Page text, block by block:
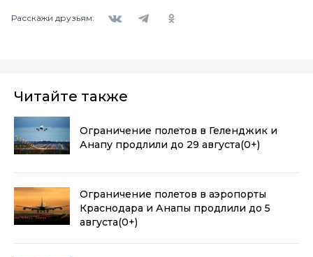
Расскажи друзьям:
Читайте также
Ограничение полетов в Геленджик и
Анапу продлили до 29 августа(0+)
Ограничение полетов в аэропорты
Краснодара и Анапы продлили до 5
августа(0+)